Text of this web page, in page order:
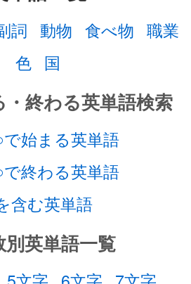
詞 動物 食べ物 職業
色 国
終わる英単語検索
始まる英単語
終わる英単語
含む英単語
別英単語一覧